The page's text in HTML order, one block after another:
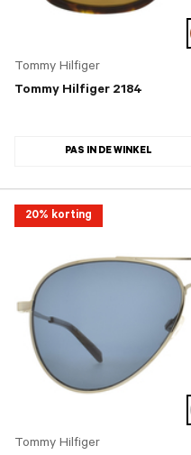
Tommy Hilfiger
Tommy Hilfiger 2184
PAS IN DE WINKEL
20% korting
Tommy Hilfiger